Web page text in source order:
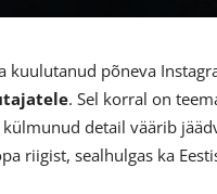
kuulutanud põneva
. Sel korral on
detail väärib
riigist, sealhulgas ka